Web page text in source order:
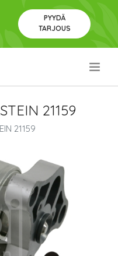
PYYDÄ
TARJOUS
21159
21159